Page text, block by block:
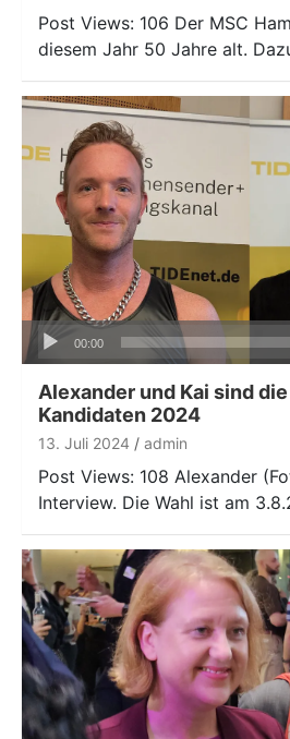
Post Views: 106 Der MSC
diesem Jahr 50 Jahre alt.
Audio-
Player
00:00
Alexander und Kai sind
Kandidaten 2024
13. Juli 2024 admin
Post Views: 108 Alexander
Interview. Die Wahl ist am